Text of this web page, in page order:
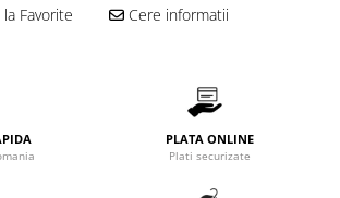
Favorite Cere informatii
PLATA ONLINE
Plati securizate